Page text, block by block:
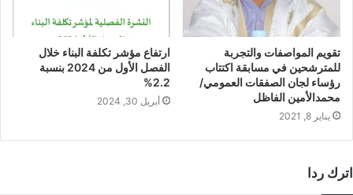
تقويم المواصفات والتجربة
للمترشحين في مسابقة اكتتاب
رؤساء لجان الصفقات العمومي/
محمدالأمين الفاظل
يناير 8, 2021
ارتفاع مؤشر تكلفة البناء خلال
الفصل الأول من 2024 بنسبة
2.2%
أبريل 30, 2024
اترك ردا